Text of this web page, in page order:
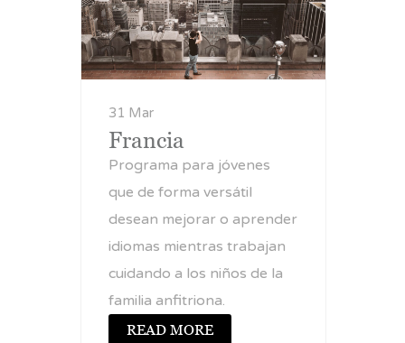
31 Mar
Francia
Programa para jóvenes
que de forma versátil
desean mejorar o aprender
idiomas mientras trabajan
cuidando a los niños de la
familia anfitriona.
READ MORE